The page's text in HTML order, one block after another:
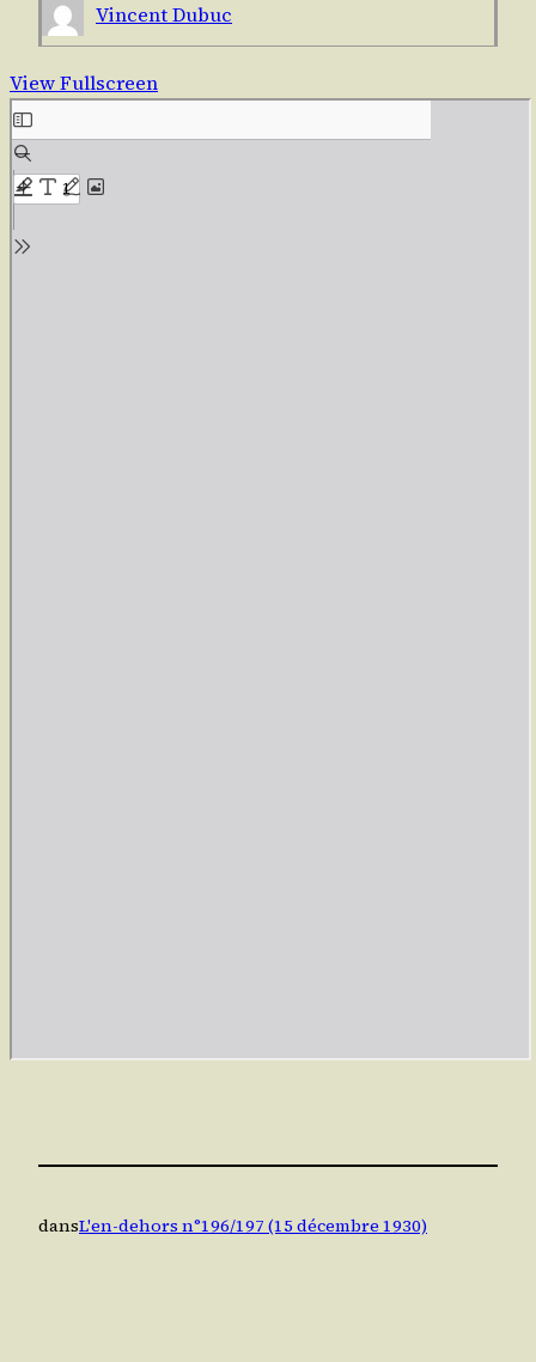
Vincent Dubuc
View Fullscreen
dansL'en-dehors n°196/197 (15 décembre 1930)